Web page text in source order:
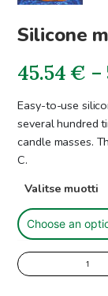
Silicone
45.54€ –
Easy-to-use
several hundred
candle masses.
C.
Valitse muotti
Silicone
mold